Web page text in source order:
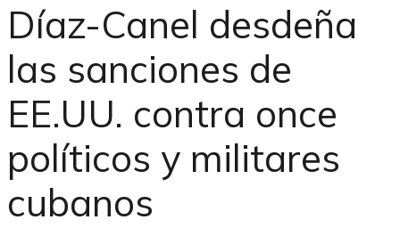
Díaz-Canel desdeña
las sanciones de
EE.UU. contra once
políticos y militares
cubanos